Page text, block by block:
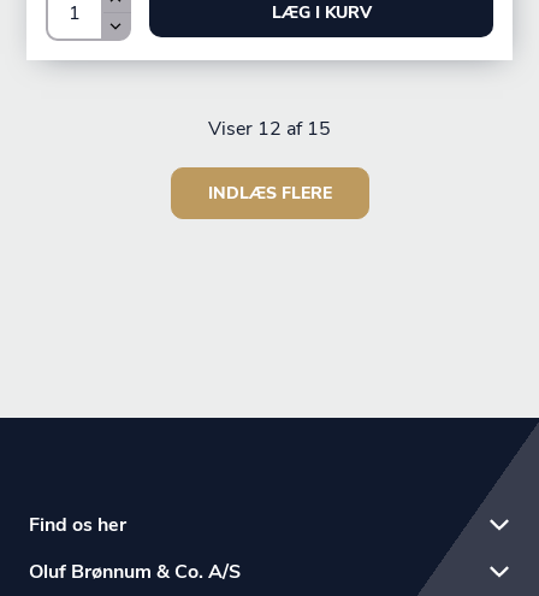
LÆG I KURV
Viser 12 af 15
INDLÆS FLERE
Find os her
Oluf Brønnum & Co. A/S